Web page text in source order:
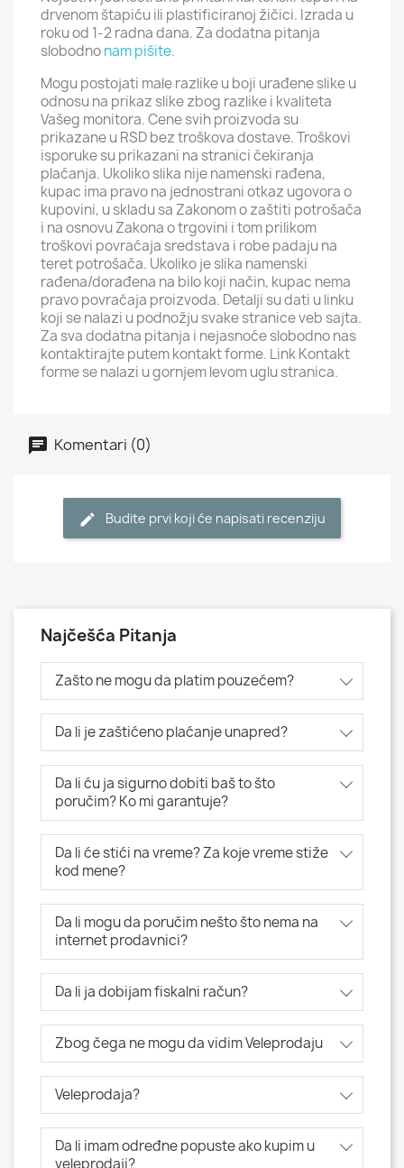
drvenom štapiću ili plastificiranoj žičici. Izrada u
roku od 1-2 radna dana. Za dodatna pitanja
slobodnonam pišite.
Mogu postojati male razlike u boji urađene slike u
odnosu na prikaz slike zbog razlike i kvaliteta
Vašeg monitora. Cene svih proizvoda su
prikazane u RSD bez troškova dostave. Troškovi
isporuke su prikazani na stranici čekiranja
plaćanja. Ukoliko slika nije namenski rađena,
kupac ima pravo na jednostrani otkaz ugovora o
kupovini, u skladu sa Zakonom o zaštiti potrošača
i na osnovu Zakona o trgovini i tom prilikom
troškovi povraćaja sredstava i robe padaju na
teret potrošača. Ukoliko je slika namenski
rađena/dorađena na bilo koji način, kupac nema
pravo povraćaja proizvoda. Detalji su dati u linku
koji se nalazi u podnožju svake stranice veb sajta.
Za sva dodatna pitanja i nejasnoće slobodno nas
kontaktirajte putem kontakt forme. Link Kontakt
forme se nalazi u gornjem levom uglu stranica.
Komentari (0)
Budite prvi koji će napisati recenziju
Najčešća Pitanja
Zašto ne mogu da platim pouzećem?
Da li je zaštićeno plaćanje unapred?
Da li ću ja sigurno dobiti baš to što
poručim? Ko mi garantuje?
Da li će stići na vreme? Za koje vreme stiže
kod mene?
Da li mogu da poručim nešto što nema na
internet prodavnici?
Da li ja dobijam fiskalni račun?
Zbog čega ne mogu da vidim Veleprodaju
Veleprodaja?
Da li imam određne popuste ako kupim u
veleprodaji?